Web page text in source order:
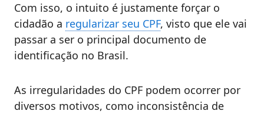
Com isso, o intuito é justamente forçar o
cidadão a regularizar seu CPF, visto que ele vai
passar a ser o principal documento de
identificação no Brasil.
As irregularidades do CPF podem ocorrer por
diversos motivos, como inconsistência de